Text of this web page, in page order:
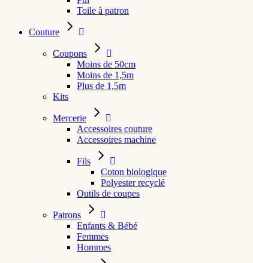
Toile à patron
Couture
Coupons
Moins de 50cm
Moins de 1,5m
Plus de 1,5m
Kits
Mercerie
Accessoires couture
Accessoires machine
Fils
Coton biologique
Polyester recyclé
Outils de coupes
Patrons
Enfants & Bébé
Femmes
Hommes